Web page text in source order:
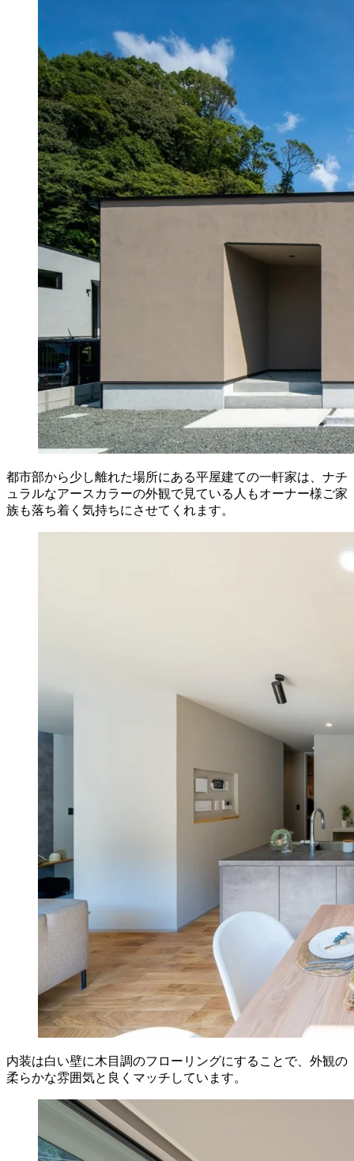
都市部から少し離れた場所にある平屋建ての一軒家は、ナチ
ュラルなアースカラーの外観で見ている人もオーナー様ご家
族も落ち着く気持ちにさせてくれます。
内装は白い壁に木目調のフローリングにすることで、外観の
柔らかな雰囲気と良くマッチしています。